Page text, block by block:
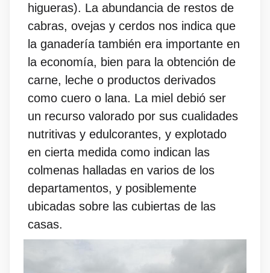
higueras). La abundancia de restos de
cabras, ovejas y cerdos nos indica que
la ganadería también era importante en
la economía, bien para la obtención de
carne, leche o productos derivados
como cuero o lana. La miel debió ser
un recurso valorado por sus cualidades
nutritivas y edulcorantes, y explotado
en cierta medida como indican las
colmenas halladas en varios de los
departamentos, y posiblemente
ubicadas sobre las cubiertas de las
casas.